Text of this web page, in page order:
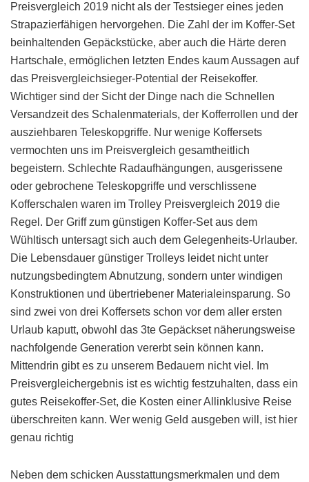
Preisvergleich 2019 nicht als der Testsieger eines jeden
Strapazierfähigen hervorgehen. Die Zahl der im Koffer-Set
beinhaltenden Gepäckstücke, aber auch die Härte deren
Hartschale, ermöglichen letzten Endes kaum Aussagen auf
das Preisvergleichsieger-Potential der Reisekoffer.
Wichtiger sind der Sicht der Dinge nach die Schnellen
Versandzeit des Schalenmaterials, der Kofferrollen und der
ausziehbaren Teleskopgriffe. Nur wenige Koffersets
vermochten uns im Preisvergleich gesamtheitlich
begeistern. Schlechte Radaufhängungen, ausgerissene
oder gebrochene Teleskopgriffe und verschlissene
Kofferschalen waren im Trolley Preisvergleich 2019 die
Regel. Der Griff zum günstigen Koffer-Set aus dem
Wühltisch untersagt sich auch dem Gelegenheits-Urlauber.
Die Lebensdauer günstiger Trolleys leidet nicht unter
nutzungsbedingtem Abnutzung, sondern unter windigen
Konstruktionen und übertriebener Materialeinsparung. So
sind zwei von drei Koffersets schon vor dem aller ersten
Urlaub kaputt, obwohl das 3te Gepäckset näherungsweise
nachfolgende Generation vererbt sein können kann.
Mittendrin gibt es zu unserem Bedauern nicht viel. Im
Preisvergleichergebnis ist es wichtig festzuhalten, dass ein
gutes Reisekoffer-Set, die Kosten einer Allinklusive Reise
überschreiten kann. Wer wenig Geld ausgeben will, ist hier
genau richtig
Neben dem schicken Ausstattungsmerkmalen und dem